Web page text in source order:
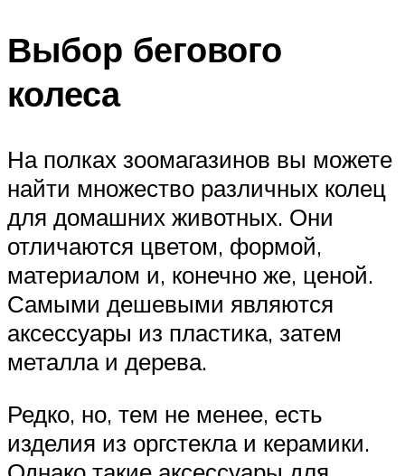
Выбор бегового
колеса
На полках зоомагазинов вы можете
найти множество различных колец
для домашних животных. Они
отличаются цветом, формой,
материалом и, конечно же, ценой.
Самыми дешевыми являются
аксессуары из пластика, затем
металла и дерева.
Редко, но, тем не менее, есть
изделия из оргстекла и керамики.